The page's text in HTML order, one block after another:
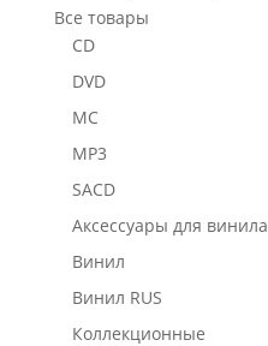
Все товары
CD
DVD
MC
MP3
SACD
Аксессуары для винила
Винил
Винил RUS
Коллекционные